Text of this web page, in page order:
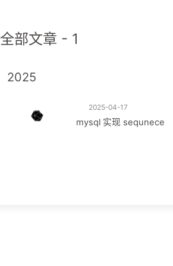
全部文章 - 1
2025
2025-04-17
mysql 实现 sequnece